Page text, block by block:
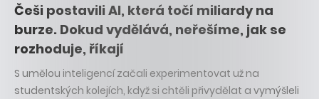
Češi postavili AI, která točí miliardy na
burze. Dokud vydělává, neřešíme, jak se
rozhoduje, říkají
S umělou inteligencí začali experimentovat už na
studentských kolejích, když si chtěli přivydělat a vymýšleli